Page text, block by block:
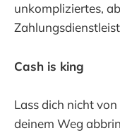
unkompliziertes,
Cash is king
Lass dich nicht
deinem Weg